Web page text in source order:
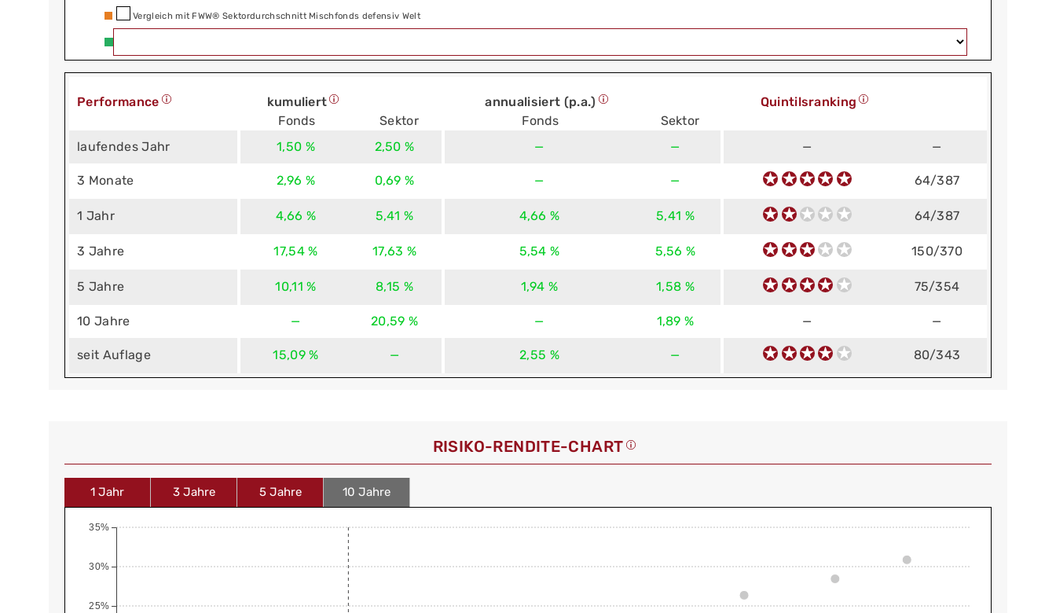
Vergleich mit FWW® Sektordurchschnitt Mischfonds defensiv Welt
Performance
kumuliert
Fonds
Sektor
annualisiert (p.a.)
Fonds
Sektor
Quintilsranking
laufendes Jahr 1,50 % 2,50 % — — — —
3 Monate 2,96 % 0,69 % — — 64/387
1 Jahr 4,66 % 5,41 % 4,66 % 5,41 % 64/387
3 Jahre 17,54 % 17,63 % 5,54 % 5,56 % 150/370
5 Jahre 10,11 % 8,15 % 1,94 % 1,58 % 75/354
10 Jahre — 20,59 % — 1,89 % — —
seit Auflage 15,09 % — 2,55 % — 80/343
RISIKO-RENDITE-CHART
1 Jahr 3 Jahre 5 Jahre 10 Jahre
25%
30%
35%